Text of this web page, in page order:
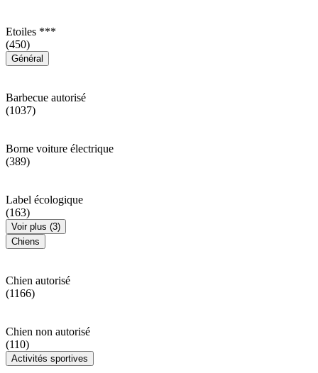
Etoiles ***
(450)
Général
Barbecue autorisé
(1037)
Borne voiture électrique
(389)
Label écologique
(163)
Voir plus (3)
Chiens
Chien autorisé
(1166)
Chien non autorisé
(110)
Activités sportives